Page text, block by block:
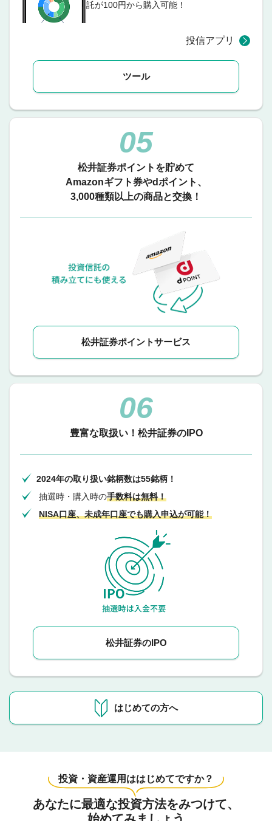
託が100円から購入可能！
投信アプリ
ツール
05
松井証券ポイントを貯めて
Amazonギフト券やdポイント、
3,000種類以上の商品と交換！
松井証券ポイントサービス
06
豊富な取扱い！ 松井証券のIPO
2024年の取り扱い銘柄数は55銘柄！
抽選時・購入時の手数料は無料！
NISA口座、未成年口座でも購入申込が可能！
松井証券のIPO
はじめての方へ
投資・資産運用ははじめてですか？
あなたに最適な投資方法をみつけて、
始めてみましょう